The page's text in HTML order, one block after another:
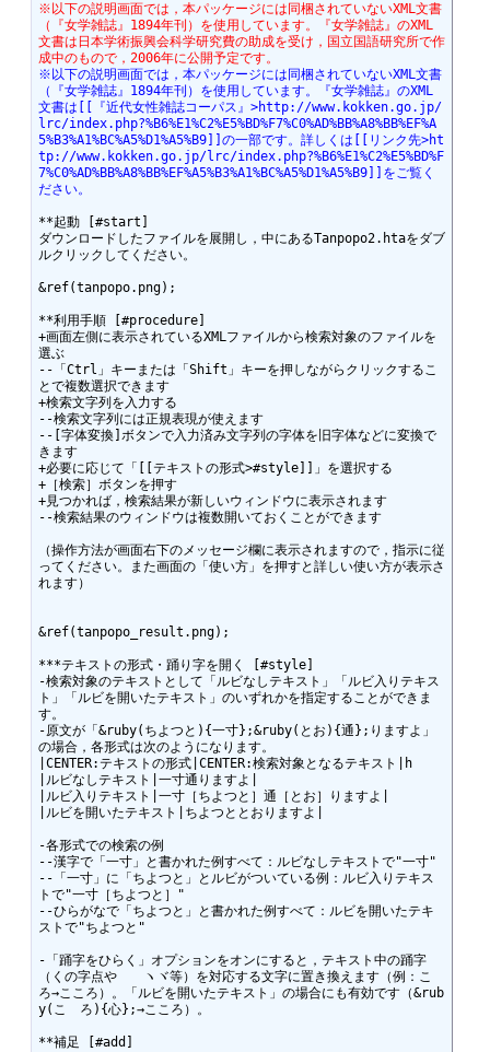
※以下の説明画面では，本パッケージには同梱されていないXML文書
（『女学雑誌』1894年刊）を使用しています。『女学雑誌』のXML
文書は日本学術振興会科学研究費の助成を受け，国立国語研究所で作
成中のもので，2006年に公開予定です。
※以下の説明画面では，本パッケージには同梱されていないXML文書
（『女学雑誌』1894年刊）を使用しています。『女学雑誌』のXML
文書は[[『近代女性雑誌コーパス』>http://www.kokken.go.jp/
lrc/index.php?%B6%E1%C2%E5%BD%F7%C0%AD%BB%A8%BB%EF%A
5%B3%A1%BC%A5%D1%A5%B9]]の一部です。詳しくは[[リンク先>ht
tp://www.kokken.go.jp/lrc/index.php?%B6%E1%C2%E5%BD%F
7%C0%AD%BB%A8%BB%EF%A5%B3%A1%BC%A5%D1%A5%B9]]をご覧く
ださい。
**起動 [#start]
ダウンロードしたファイルを展開し，中にあるTanpopo2.htaをダブ
ルクリックしてください。
&ref(tanpopo.png);
**利用手順 [#procedure]
+画面左側に表示されているXMLファイルから検索対象のファイルを
選ぶ
--「Ctrl」キーまたは「Shift」キーを押しながらクリックするこ
とで複数選択できます
+検索文字列を入力する
--検索文字列には正規表現が使えます
--[字体変換]ボタンで入力済み文字列の字体を旧字体などに変換で
きます
+必要に応じて「[[テキストの形式>#style]]」を選択する
+［検索］ボタンを押す
+見つかれば，検索結果が新しいウィンドウに表示されます
--検索結果のウィンドウは複数開いておくことができます
（操作方法が画面右下のメッセージ欄に表示されますので，指示に従
ってください。また画面の「使い方」を押すと詳しい使い方が表示さ
れます）
&ref(tanpopo_result.png);
***テキストの形式・踊り字を開く [#style]
-検索対象のテキストとして「ルビなしテキスト」「ルビ入りテキス
ト」「ルビを開いたテキスト」のいずれかを指定することができま
す。
-原文が「&ruby(ちよつと){一寸};&ruby(とお){通};りますよ」
の場合，各形式は次のようになります。
|CENTER:テキストの形式|CENTER:検索対象となるテキスト|h
|ルビなしテキスト|一寸通りますよ|
|ルビ入りテキスト|一寸［ちよつと］通［とお］りますよ|
|ルビを開いたテキスト|ちよつととおりますよ|
-各形式での検索の例
--漢字で「一寸」と書かれた例すべて：ルビなしテキストで"一寸"
--「一寸」に「ちよつと」とルビがついている例：ルビ入りテキス
トで"一寸［ちよつと］"
--ひらがなで「ちよつと」と書かれた例すべて：ルビを開いたテキ
ストで"ちよつと"
-「踊字をひらく」オプションをオンにすると，テキスト中の踊字
（くの字点やゝゞヽヾ等）を対応する文字に置き換えます（例：こゝ
ろ→こころ）。「ルビを開いたテキスト」の場合にも有効です（&rub
y(こゝろ){心};→こころ）。
**補足 [#add]